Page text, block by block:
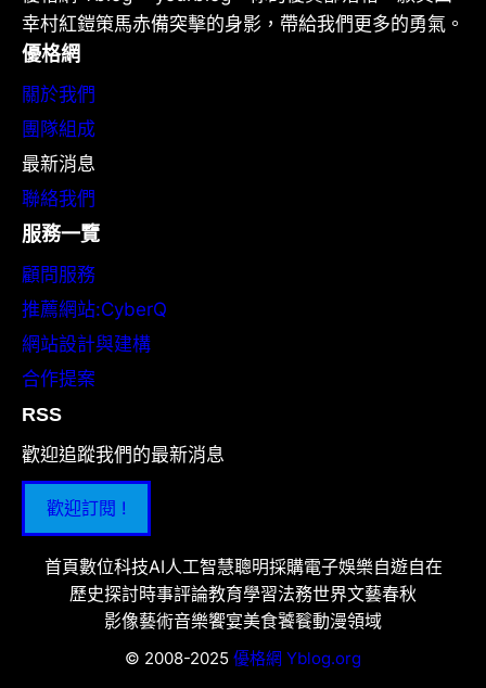
幸村紅鎧策馬赤備突擊的身影，帶給我們更多的勇氣。
優格網
關於我們
團隊組成
最新消息
聯絡我們
服務一覽
顧問服務
推薦網站:CyberQ
網站設計與建構
合作提案
RSS
歡迎追蹤我們的最新消息
歡迎訂閱 !
首頁數位科技AI人工智慧聰明採購電子娛樂自遊自在
歷史探討時事評論教育學習法務世界文藝春秋
影像藝術音樂饗宴美食饕餮動漫領域
© 2008-2025 優格網 Yblog.org